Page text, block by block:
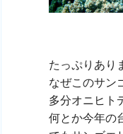
たっぷりあり
なぜこのサン
多分オニヒト
何とか今年の